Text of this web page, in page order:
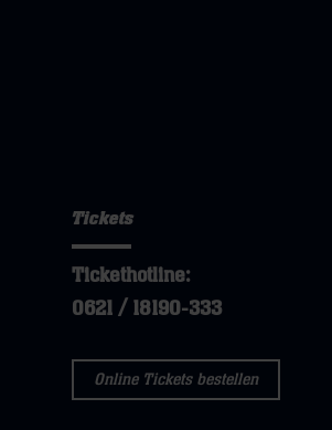
Tickets
Tickethotline:
0621 / 18190-333
Online Tickets bestellen